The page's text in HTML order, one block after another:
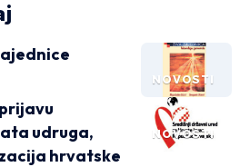
NOVOSTI
NOVOSTI
udruga,
hrvatske